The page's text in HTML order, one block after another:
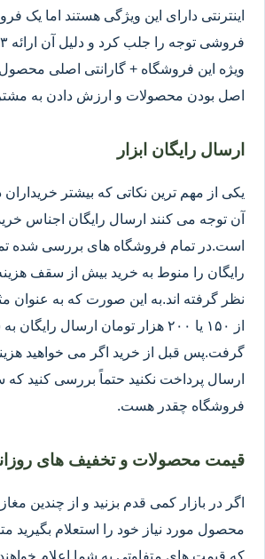
اینترنتی دارای این ویژگی هستند اما یک
ویژه این فروشگاه + گارانتی اصلی محصول
اصل بودن محصولات و ارزش دادن به
ارسال رایگان ابزار
یکی از مهم ترین نکاتی که بیشتر خریداران
آن توجه می کنند ارسال رایگان اجناس
است.در تمام فروشگاه های بررسی شده
رایگان را منوط به خرید بیش از سقف
نظر گرفته اند.به این صورت که به عنوان
از ۱۵۰ یا ۲۰۰ هزار تومان ارسال
گرفت.پس قبل از خرید اگر می خواهید
ارسال پرداخت نکنید حتماً بررسی کنید
فروشگاه چقدر هست.
قیمت محصولات و تخفیف های روزانه
اگر در بازار کمی قدم بزنید و از چندین
محصول مورد نیاز خود را استعلام بگیرید
که قیمت های متفاوتی به شما اعلام